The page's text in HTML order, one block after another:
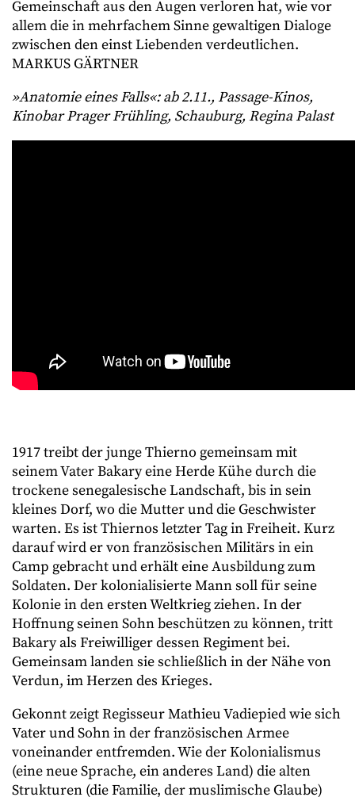
Gemeinschaft aus den Augen verloren hat, wie vor
allem die in mehrfachem Sinne gewaltigen Dialoge
zwischen den einst Liebenden verdeutlichen.
MARKUS GÄRTNER
»Anatomie eines Falls«: ab 2.11., Passage-Kinos,
Kinobar Prager Frühling, Schauburg, Regina Palast
1917 treibt der junge Thierno gemeinsam mit
seinem Vater Bakary eine Herde Kühe durch die
trockene senegalesische Landschaft, bis in sein
kleines Dorf, wo die Mutter und die Geschwister
warten. Es ist Thiernos letzter Tag in Freiheit. Kurz
darauf wird er von französischen Militärs in ein
Camp gebracht und erhält eine Ausbildung zum
Soldaten. Der kolonialisierte Mann soll für seine
Kolonie in den ersten Weltkrieg ziehen. In der
Hoffnung seinen Sohn beschützen zu können, tritt
Bakary als Freiwilliger dessen Regiment bei.
Gemeinsam landen sie schließlich in der Nähe von
Verdun, im Herzen des Krieges.
Gekonnt zeigt Regisseur Mathieu Vadiepied wie sich
Vater und Sohn in der französischen Armee
voneinander entfremden. Wie der Kolonialismus
(eine neue Sprache, ein anderes Land) die alten
Strukturen (die Familie, der muslimische Glaube)